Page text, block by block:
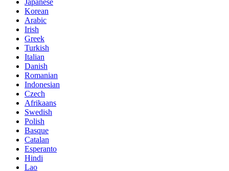
Japanese
Korean
Arabic
Irish
Greek
Turkish
Italian
Danish
Romanian
Indonesian
Czech
Afrikaans
Swedish
Polish
Basque
Catalan
Esperanto
Hindi
Lao